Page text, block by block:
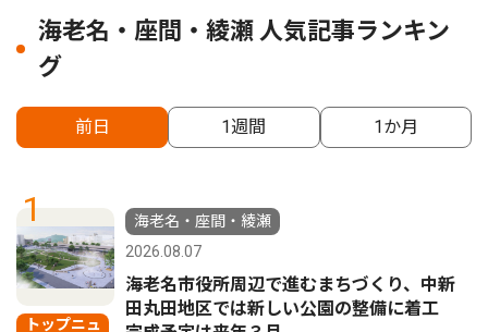
海老名・座間・綾瀬 人気記事ランキン
グ
前日 1週間 1か月
1
トップニュ
海老名・座間・綾瀬
2026.08.07
海老名市役所周辺で進むまちづくり、中新
田丸田地区では新しい公園の整備に着工